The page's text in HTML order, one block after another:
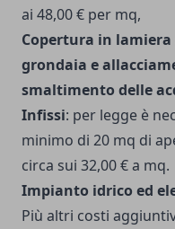
ai 48,00 € per mq,
Copertura in
grondaia e
smaltimento delle
Infissi: per legge è
minimo di 20 mq di
circa sui 32,00 € a mq.
Impianto idrico ed
Più altri costi